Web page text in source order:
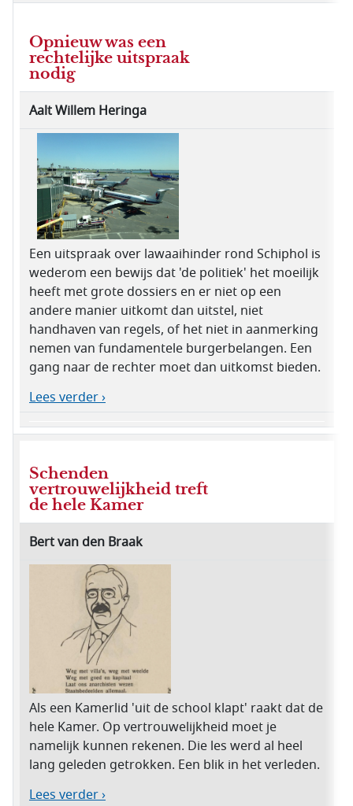
Opnieuw was een
rechtelijke uitspraak
nodig
Aalt Willem Heringa
Een uitspraak over lawaaihinder rond Schiphol is
wederom een bewijs dat 'de politiek' het moeilijk
heeft met grote dossiers en er niet op een
andere manier uitkomt dan uitstel, niet
handhaven van regels, of het niet in aanmerking
nemen van fundamentele burgerbelangen. Een
gang naar de rechter moet dan uitkomst bieden.
Lees verder ›
Schenden
vertrouwelijkheid treft
de hele Kamer
Bert van den Braak
Als een Kamerlid 'uit de school klapt' raakt dat de
hele Kamer. Op vertrouwelijkheid moet je
namelijk kunnen rekenen. Die les werd al heel
lang geleden getrokken. Een blik in het verleden.
Lees verder ›